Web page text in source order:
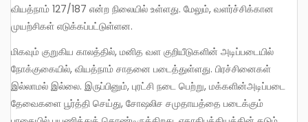
வியத்நாம் 127/187 என்ற நிலையில் உள்ளது. மேலும், வளர்ச்சிக்கான
முயற்சிகள் எடுக்கப்பட்டுள்ளன.
மிகவும் குறுகிய காலத்தில், மனித வள குறியீடுகளின் அடிப்படையில்
நோக்குகையில், வியத்நாம் சாதனை படைத்துள்ளது. பிரச்சினைகள்
இல்லாமல் இல்லை. இருப்பினும், புரட்சி நடை பெற்று, மக்களின்அடிப்படை
தேவைகளை பூர்த்தி செய்து, சோஷலிச சமுதாயத்தை படைக்கும்